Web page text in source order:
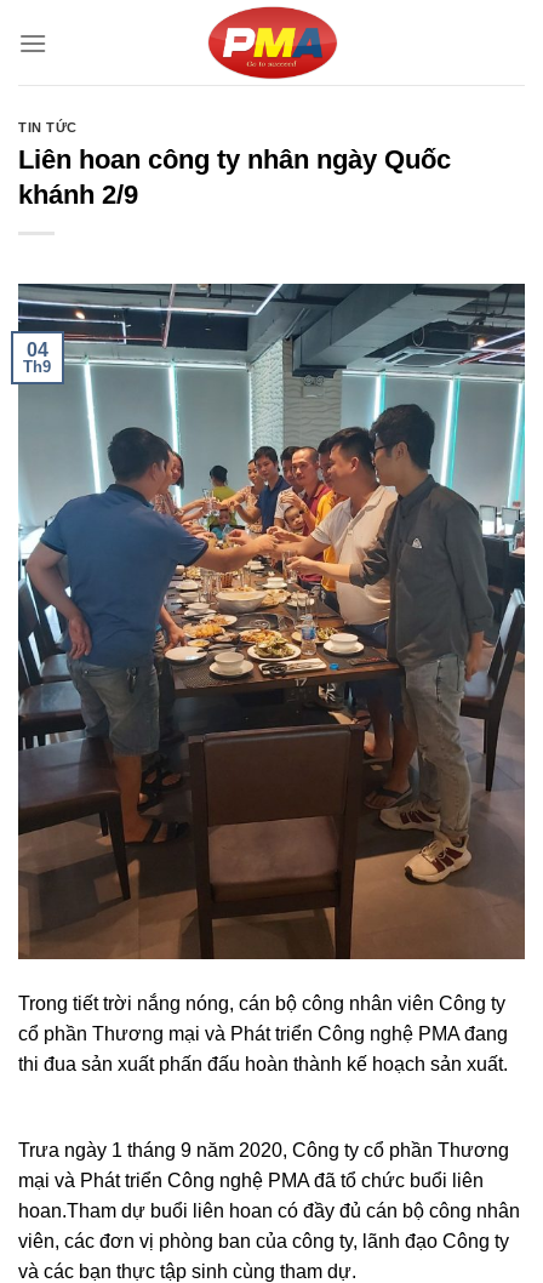
TIN TỨC
Liên hoan công ty nhân ngày Quốc
khánh 2/9
04
Th9
Trong tiết trời nắng nóng, cán bộ công nhân viên Công ty
cổ phần Thương mại và Phát triển Công nghệ PMA đang
thi đua sản xuất phấn đấu hoàn thành kế hoạch sản xuất.
Trưa ngày 1 tháng 9 năm 2020, Công ty cổ phần Thương
mại và Phát triển Công nghệ PMA đã tổ chức buổi liên
hoan.Tham dự buổi liên hoan có đầy đủ cán bộ công nhân
viên, các đơn vị phòng ban của công ty, lãnh đạo Công ty
và các bạn thực tập sinh cùng tham dự.